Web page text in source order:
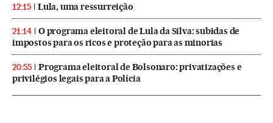
12:15 Lula, uma ressurreição
21:14
O programa eleitoral de Lula da Silva: subidas de
impostos para os ricos e proteção para as minorias
20:55
Programa eleitoral de Bolsonaro: privatizações e
privilégios legais para a Polícia